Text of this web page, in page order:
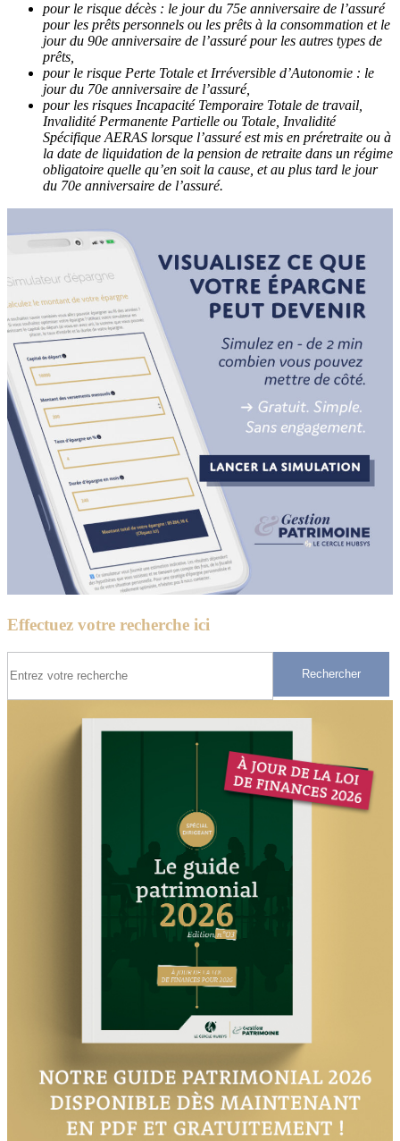
pour le risque décès : le jour du 75e anniversaire de l’assuré
pour les prêts personnels ou les prêts à la consommation et le
jour du 90e anniversaire de l’assuré pour les autres types de
prêts,
pour le risque Perte Totale et Irréversible d’Autonomie : le
jour du 70e anniversaire de l’assuré,
pour les risques Incapacité Temporaire Totale de travail,
Invalidité Permanente Partielle ou Totale, Invalidité
Spécifique AERAS lorsque l’assuré est mis en préretraite ou à
la date de liquidation de la pension de retraite dans un régime
obligatoire quelle qu’en soit la cause, et au plus tard le jour
du 70e anniversaire de l’assuré.
Effectuez votre recherche ici